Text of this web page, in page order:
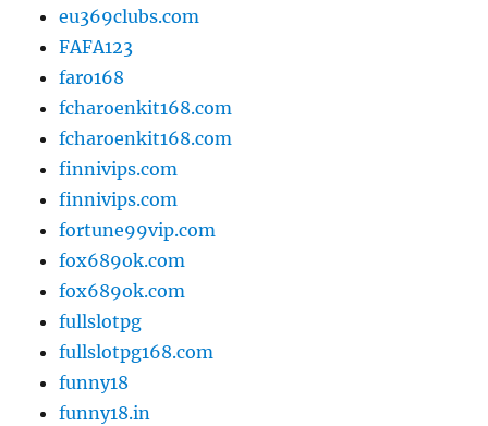
eu369clubs.com
FAFA123
faro168
fcharoenkit168.com
fcharoenkit168.com
finnivips.com
finnivips.com
fortune99vip.com
fox689ok.com
fox689ok.com
fullslotpg
fullslotpg168.com
funny18
funny18.in